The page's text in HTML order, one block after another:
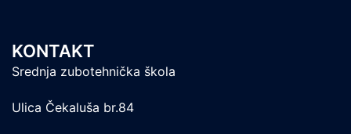
KONTAKT
Srednja zubotehnička škola
Ulica Čekaluša br.84